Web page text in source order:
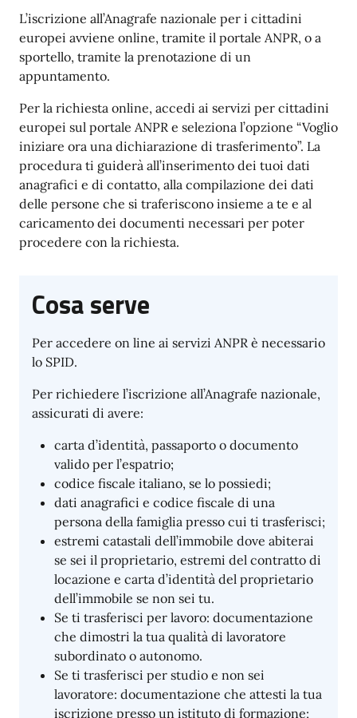
L’iscrizione all’Anagrafe nazionale per i cittadini
europei avviene online, tramite il portale ANPR, o a
sportello, tramite la prenotazione di un
appuntamento.
Per la richiesta online, accedi ai servizi per cittadini
europei sul portale ANPR e seleziona l’opzione “Voglio
iniziare ora una dichiarazione di trasferimento”. La
procedura ti guiderà all’inserimento dei tuoi dati
anagrafici e di contatto, alla compilazione dei dati
delle persone che si traferiscono insieme a te e al
caricamento dei documenti necessari per poter
procedere con la richiesta.
Cosa serve
Per accedere on line ai servizi ANPR è necessario
lo SPID.
Per richiedere l’iscrizione all’Anagrafe nazionale,
assicurati di avere:
carta d’identità, passaporto o documento
valido per l’espatrio;
codice fiscale italiano, se lo possiedi;
dati anagrafici e codice fiscale di una
persona della famiglia presso cui ti trasferisci;
estremi catastali dell’immobile dove abiterai
se sei il proprietario, estremi del contratto di
locazione e carta d’identità del proprietario
dell’immobile se non sei tu.
Se ti trasferisci per lavoro: documentazione
che dimostri la tua qualità di lavoratore
subordinato o autonomo.
Se ti trasferisci per studio e non sei
lavoratore: documentazione che attesti la tua
iscrizione presso un istituto di formazione;